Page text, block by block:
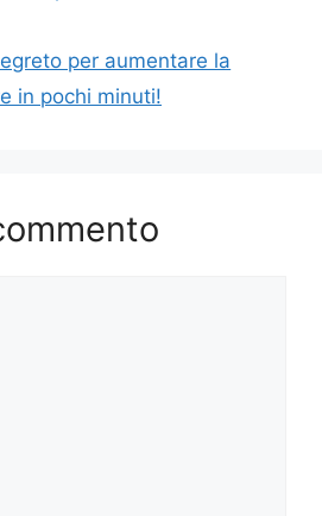
per aumentare la
in pochi minuti!